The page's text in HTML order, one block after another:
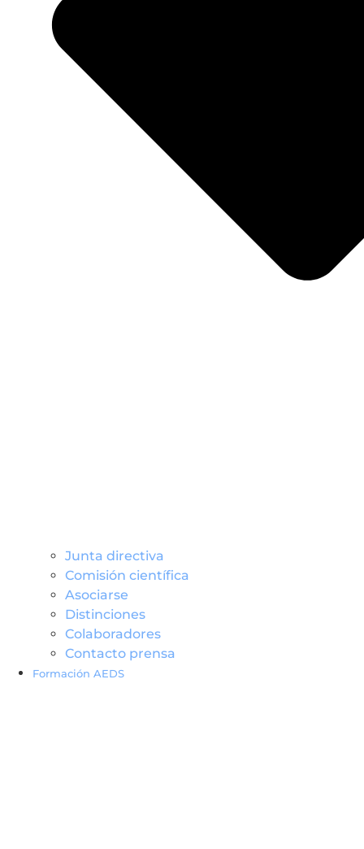
Junta directiva
Comisión científica
Asociarse
Distinciones
Colaboradores
Contacto prensa
Formación AEDS